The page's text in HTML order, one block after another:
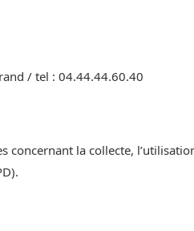
/ tel : 04.44.44.60.40
la collecte,